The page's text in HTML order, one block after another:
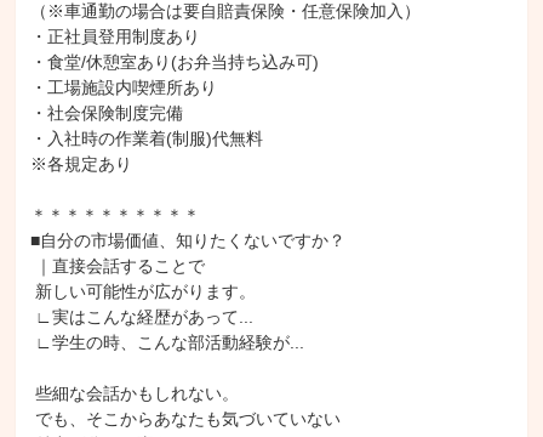
（※車通勤の場合は要自賠責保険・任意保険加入）
・正社員登用制度あり
・食堂/休憩室あり(お弁当持ち込み可)
・工場施設内喫煙所あり
・社会保険制度完備
・入社時の作業着(制服)代無料
※各規定あり
＊＊＊＊＊＊＊＊＊＊
■自分の市場価値、知りたくないですか？